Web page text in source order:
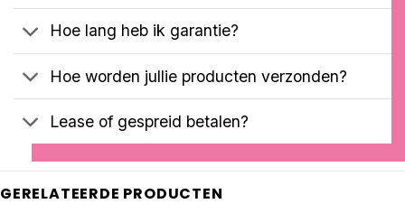
Hoe lang heb ik garantie?
Hoe worden jullie producten verzonden?
Lease of gespreid betalen?
GERELATEERDE PRODUCTEN